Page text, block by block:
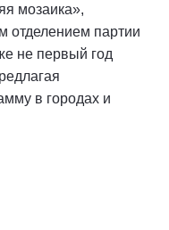
мозаика»,
отделением партии
не первый год
в городах и